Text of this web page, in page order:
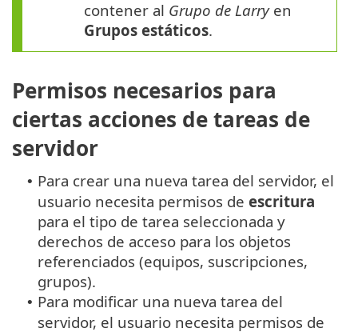
contener al Grupo de Larryen
Grupos estáticos.
Permisos necesarios para
ciertas acciones de tareas de
servidor
• Para crear una nueva tarea del servidor, el
usuario necesita permisos de escritura
para el tipo de tarea seleccionada y
derechos de acceso para los objetos
referenciados (equipos, suscripciones,
grupos).
• Para modificar una nueva tarea del
servidor, el usuario necesita permisos de